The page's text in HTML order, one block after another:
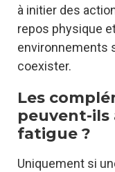
à initier des
repos physique
environnements
coexister.
Les
peuvent-ils
fatigue ?
Uniquement si